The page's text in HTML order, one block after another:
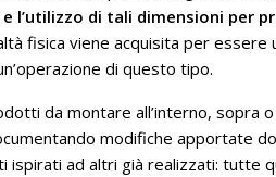
l’utilizzo di tali dimensioni per
fisica viene acquisita per
di questo tipo.
da montare all’interno, sopra
modifiche apportate
ispirati ad altri già realizzati: tutte